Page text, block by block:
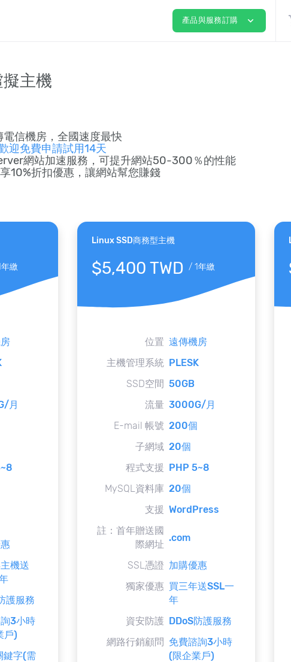
產品與服務訂購 expand_more
主機
信機房，全國速度最快
迎免費申請試用14天
網站加速服務，可提升網站50-300％的性能
享10%折扣優惠，讓網站幫您賺錢
年繳
月
機送
護服務
3小時
戶)
鍵字(需
Linux SSD商務型主機
$5,400 TWD / 1年繳
位置 遠傳機房
主機管理系統 PLESK
SSD空間 50GB
流量 3000G/月
E-mail 帳號 200個
子網域 20個
程式支援 PHP 5~8
MySQL資料庫 20個
支援 WordPress
註：首年贈送國
際網址
.com
SSL憑證 加購優惠
獨家優惠 買三年送SSL一
年
資安防護 DDoS防護服務
網路行銷顧問 免費諮詢3小時
(限企業戶)